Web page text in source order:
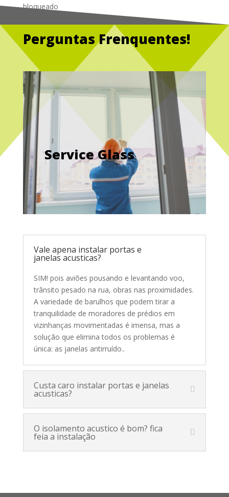
bloqueado
Perguntas Frenquentes!
Service Glass
Vale apena instalar portas e
janelas acusticas?
SIM! pois aviões pousando e levantando voo,
trânsito pesado na rua, obras nas proximidades.
A variedade de barulhos que podem tirar a
tranquilidade de moradores de prédios em
vizinhanças movimentadas é imensa, mas a
solução que elimina todos os problemas é
única: as janelas antirruído..
Custa caro instalar portas e janelas
acusticas?
O isolamento acustico é bom? fica
feia a instalação